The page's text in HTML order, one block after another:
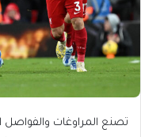
تصنع المراوغات والفواصل